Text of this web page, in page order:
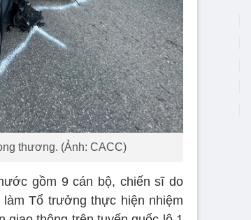
thương. (Ảnh: CACC)
gồm 9 cán bộ, chiến sĩ do
Tổ trưởng thực hiện nhiệm